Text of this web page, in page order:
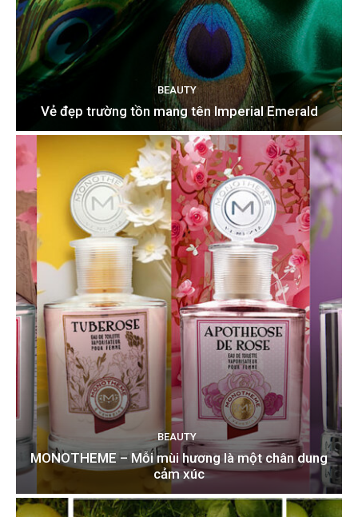
BEAUTY
Vẻ đẹp trường tồn mang tên Imperial Emerald
BEAUTY
MONOTHEME – Mỗi mùi hương là một chân dung
cảm xúc